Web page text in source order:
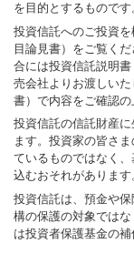
を目的とするものです
投資信託へのご投資
目論見書）をご覧く
合には投資信託説明
売会社よりお渡しい
書）で内容をご確認の
投資信託の信託財産
ます。投資家の皆さ
ているものではなく
込むおそれがあります
投資信託は、預金や
構の保護の対象では
は投資者保護基金の補